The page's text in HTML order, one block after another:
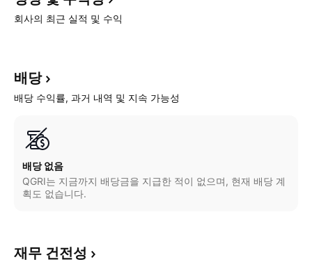
회사의 최근 실적 및 수익
배당
배당 수익률, 과거 내역 및 지속 가능성
배당 없음
QGRI는 지금까지 배당금을 지급한 적이 없으며, 현재 배당 계
획도 없습니다.
재무 건전성